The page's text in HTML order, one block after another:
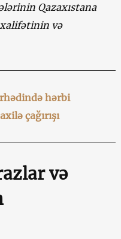
Qazaxıstana
və
hərbi
çağırışı
və